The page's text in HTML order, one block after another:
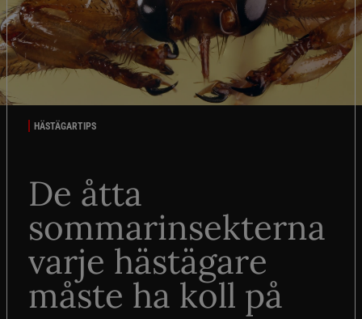
HÄSTÄGARTIPS
De åtta
sommarinsekterna
varje hästägare
måste ha koll på